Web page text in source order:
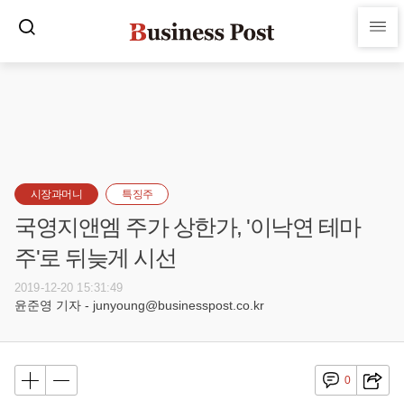
시장과머니 특징주
국영지앤엠 주가 상한가, '이낙연 테마
주'로 뒤늦게 시선
2019-12-20 15:31:49
윤준영 기자 - junyoung@businesspost.co.kr
0